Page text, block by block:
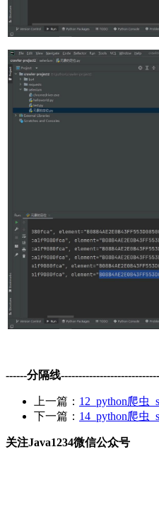
------分隔线----------------------------
上一篇： 12_python爬虫
下一篇： 14_python爬虫
关注Java1234微信公众号